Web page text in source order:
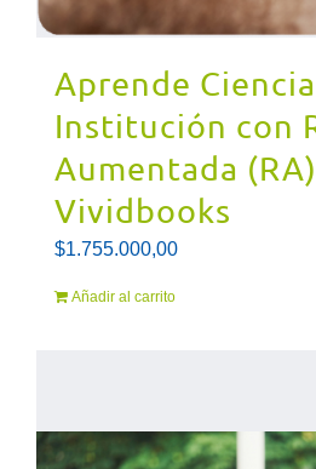
Aprende
Institución con
Aumentada
Vividbooks
$1.755.000,00
Añadir al carrito